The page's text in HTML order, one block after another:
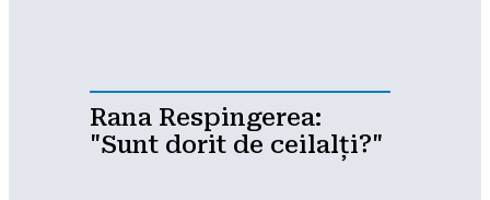
Rana Respingerea:
"Sunt dorit de ceilalți?"